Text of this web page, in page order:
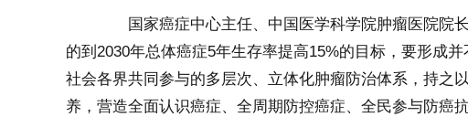
国家癌症中心主任、中国医学科学院肿瘤医院院长
的到2030年总体癌症5年生存率提高15%的目标，要形成
社会各界共同参与的多层次、立体化肿瘤防治体系，持之
养，营造全面认识癌症、全周期防控癌症、全民参与防癌